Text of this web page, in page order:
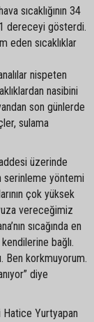
sıcaklığının 34
dereceyi gösterdi.
eden sıcaklıklar
nispeten
nasibini
son günlerde
sulama
üzerinde
serinleme yöntemi
çok yüksek
vereceğimiz
sıcağında en
bağlı.
Ben korkmuyorum.
diye
Hatice Yurtyapan